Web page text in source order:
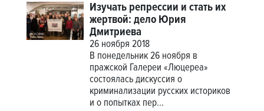
Изучать репрессии и стать их
жертвой: дело Юрия
Дмитриева
26 ноября 2018
В понедельник 26 ноября в
пражской Галереи «Люцереа»
состоялась дискуссия о
криминализации русских историков
и о попытках пер...